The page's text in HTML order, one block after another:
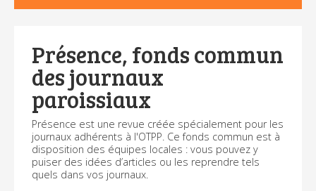
Présence, fonds commun
des journaux
paroissiaux
Présence est une revue créée spécialement pour les
journaux adhérents à l'OTPP. Ce fonds commun est à
disposition des équipes locales : vous pouvez y
puiser des idées d’articles ou les reprendre tels
quels dans vos journaux.